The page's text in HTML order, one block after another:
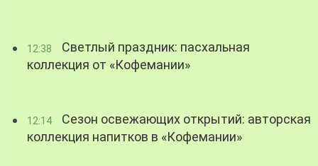
12:38
Светлый праздник: пасхальная
коллекция от «Кофемании»
12:14
Сезон освежающих открытий: авторская
коллекция напитков в «Кофемании»